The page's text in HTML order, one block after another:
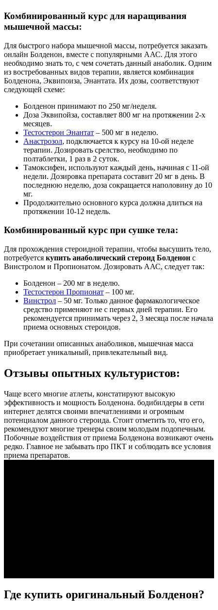
Комбинированный курс для наращивания
мышечной массы:
Для быстрого набора мышечной массы, потребуется заказать
онлайн Болденон, вместе с популярными ААС. Для этого
необходимо знать то, с чем сочетать данный анаболик. Одним
из востребованных видов терапии, является комбинация
Болденона, Эквипоиза, Энантата. Их дозы, соответствуют
следующей схеме:
Болденон принимают по 250 мг/неделя.
Доза Эквипойза, составляет 800 мг на протяжении 2-х
месяцев.
Тестостерон Энантат – 500 мг в неделю.
Анастрозол, подключается к курсу на 10-ой неделе
терапии. Дозировать срелство, необходимо по
полтаблетки, 1 раз в 2 суток.
Тамоксифен, используют каждый день, начиная с 11-ой
недели. Дозировка препарата составит 20 мг в день. В
последнюю неделю, доза сокращается наполовину до 10
мг.
Продолжительно основного курса должна длиться на
протяжении 10-12 недель.
Комбинированный курс при сушке тела:
Для прохождения стероидной терапии, чтобы высушить тело,
потребуется купить анаболический стероид Болденон с
Винстролом и Пропионатом. Дозировать ААС, следует так:
Болденон – 200 мг в неделю.
Тестостерон Пропионат – 100 мг.
Винстрол – 50 мг. Только данное фармакологическое
средство применяют не с первых дней терапии. Его
рекомендуется принимать через 2, 3 месяца после начала
приема основных стероидов.
При сочетании описанных анаболиков, мышечная масса
приобретает уникальный, привлекательный вид.
Отзывы опытных культуристов:
Чаще всего многие атлеты, констатируют высокую
эффективность и мощность Болденона. бодибилдеры в сети
интернет делятся своими впечатлениями и огромным
потенциалом данного стероида. Стоит отметить то, что его,
рекомендуют многие тренеры своим молодым подопечным.
Побочные воздействия от приема Болденона возникают очень
редко. Главное не забывать про ПКТ и соблюдать все условия
приема препаратов.
Где купить оригинальный Болденон?